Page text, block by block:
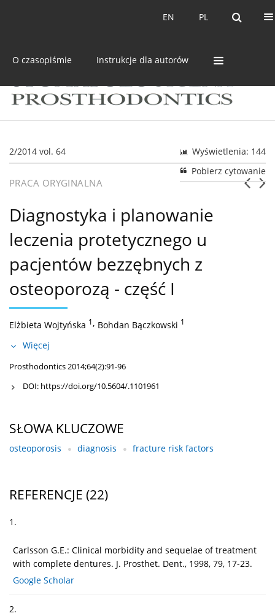
PL
EN PL
EN
O czasopiśmie Instrukcje dla autorów
2/2014 vol. 64
Wyświetlenia: 144
Pobierz cytowanie
PRACA ORYGINALNA
Diagnostyka i planowanie
leczenia protetycznego u
pacjentów bezzębnych z
osteoporozą - część I
Elżbieta Wojtyńska 1, Bohdan Bączkowski 1
Więcej
Prosthodontics 2014;64(2):91-96
DOI: https://doi.org/10.5604/.1101961
SŁOWA KLUCZOWE
osteoporosis diagnosis fracture risk factors
REFERENCJE (22)
1.
Carlsson G.E.: Clinical morbidity and sequelae of treatment
with complete dentures. J. Prosthet. Dent., 1998, 79, 17-23.
Google Scholar
2.